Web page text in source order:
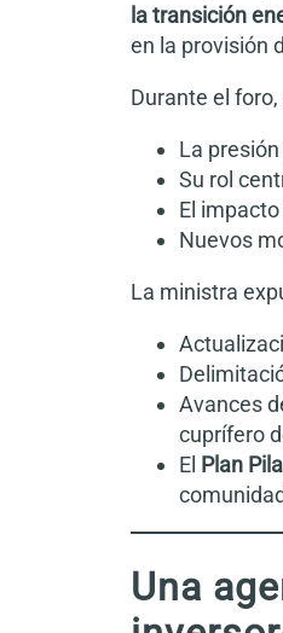
la transición
en la provisión
Durante el
La
Su rol
El
Nuevos
La ministra
Avances
cuprífero
El Plan
Una